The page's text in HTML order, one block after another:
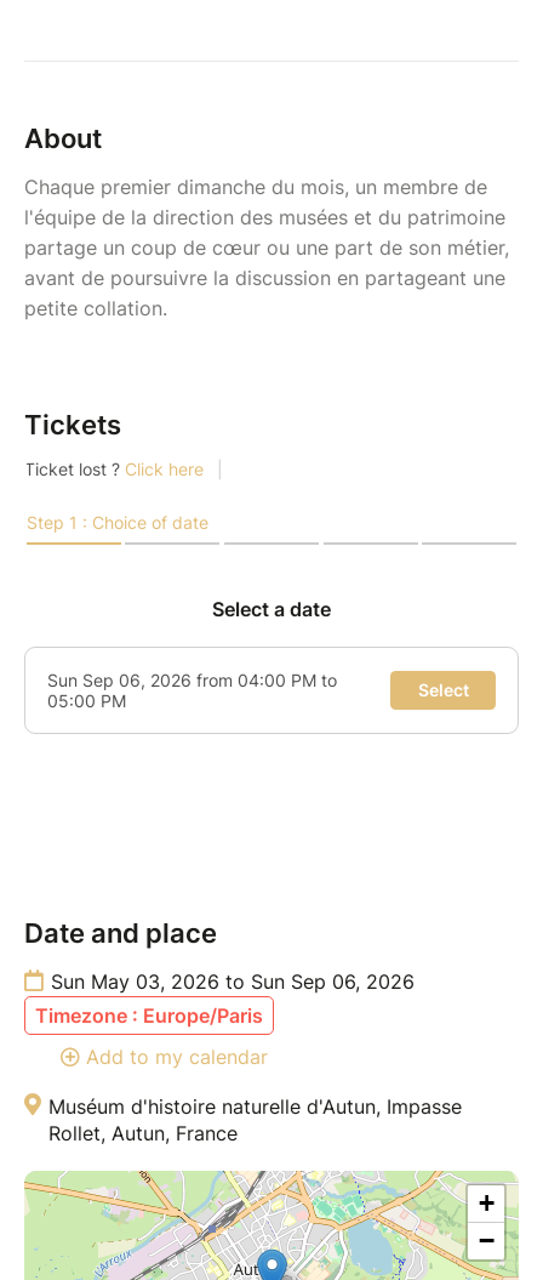
About
Chaque premier dimanche du mois, un membre de
l'équipe de la direction des musées et du patrimoine
partage un coup de cœur ou une part de son métier,
avant de poursuivre la discussion en partageant une
petite collation.
Tickets
Date and place
Sun May 03, 2026 to Sun Sep 06, 2026
Timezone : Europe/Paris
Add to my calendar
Muséum d'histoire naturelle d'Autun, Impasse
Rollet, Autun, France
+
−